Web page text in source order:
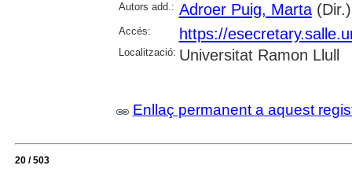
Autors add.: Adroer Puig, Marta(Dir.)
Accés: https://
Localització: Universitat Ramon Llull
Enllaç permanent a aquest
20 / 503